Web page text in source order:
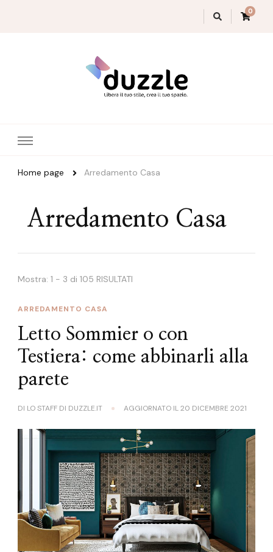
0
Home page Arredamento Casa
Arredamento Casa
Mostra: 1 - 3 di 105 RISULTATI
ARREDAMENTO CASA
Letto Sommier o con
Testiera: come abbinarli alla
parete
DI LO STAFF DI DUZZLE.IT AGGIORNATO IL20 DICEMBRE 2021